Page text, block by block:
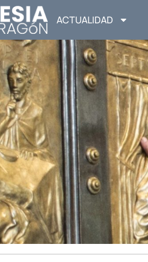
ACTUALIDAD